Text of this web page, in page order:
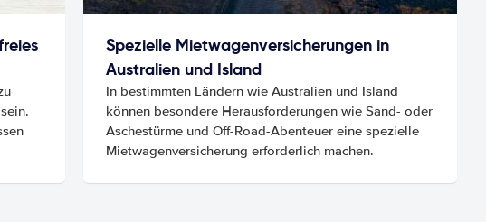
Spezielle Mietwagenversicherungen in
Australien und Island
In bestimmten Ländern wie Australien und Island
können besondere Herausforderungen wie Sand- oder
Aschestürme und Off-Road-Abenteuer eine spezielle
Mietwagenversicherung erforderlich machen.